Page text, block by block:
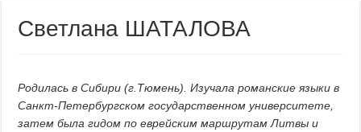
Светлана ШАТАЛОВА
Родилась в Сибири (г.Тюмень). Изучала романские языки в
Санкт-Петербургскомгосударственном университете,
затем была гидом по еврейским маршрутам Литвы и